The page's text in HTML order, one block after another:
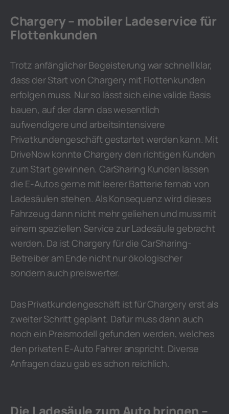
Chargery – mobiler Ladeservice für
Flottenkunden
Trotz anfänglicher Begeisterung war schnell klar,
dass der Start von Chargery mit Flottenkunden
erfolgen muss. Nur so lässt sich eine valide Basis
bauen, auf der dann das wesentlich
aufwendigere und arbeitsintensivere
Privatkundengeschäft gestartet werden kann. Mit
DriveNow konnte Chargery den richtigen Kunden
zum Start gewinnen. CarSharing Kunden lassen
die E-Autos gerne mit leerer Batterie fernab von
Ladesäulen stehen. Als Konsequenz wird dieses
Fahrzeug dann nicht mehr geliehen und muss mit
einem speziellen Service zur Ladesäule gebracht
werden. Da ist Chargery für die CarSharing-
Betreiber am Ende nicht nur ökologischer
sondern auch preiswerter.
Das Privatkundengeschäft ist für Chargery erst als
zweiter Schritt geplant. Dafür muss dann auch
noch ein Preismodell gefunden werden, welches
den privaten E-Auto Fahrer anspricht. Diverse
Anfragen dazu gab es schon reichlich.